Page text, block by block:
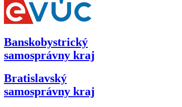
Banskobystrický
samosprávny kraj
Bratislavský
samosprávny kraj